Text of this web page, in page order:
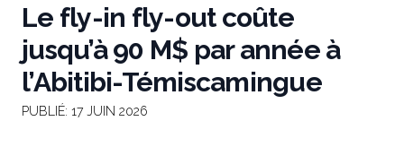
Le fly-in fly-out coûte
jusqu’à 90 M$ par année à
l’Abitibi-Témiscamingue
PUBLIÉ: 17 JUIN 2026